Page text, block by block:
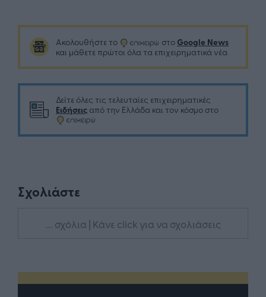
Ακολουθήστε το στο Google News
και μάθετε πρώτοι όλα τα επιχειρηματικά νέα
Δείτε όλες τις τελευταίες επιχειρηματικές
Ειδήσεις από την Ελλάδα και τον κόσμο στο
Σχολιάστε
... σχόλια | Κάνε click για να σχολιάσεις